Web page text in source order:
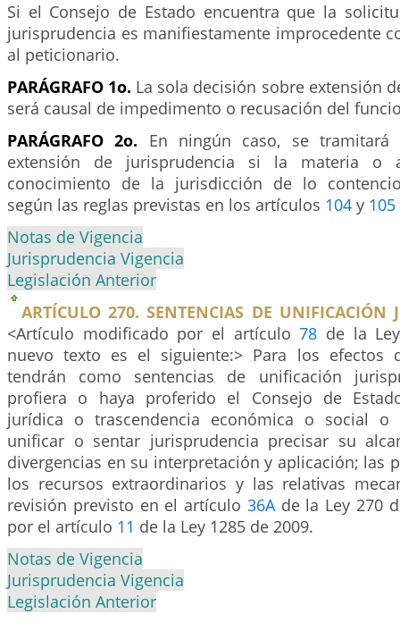
Si el Consejo de Estado encuentra que la
jurisprudencia es manifiestamente improcedente
al peticionario.
PARÁGRAFO 1o. La sola decisión sobre extensión
será causal de impedimento o recusación del
PARÁGRAFO 2o. En ningún caso, se
extensión de jurisprudencia si la materia o
conocimiento de la jurisdicción de lo
según las reglas previstas en los artículos 104 y 105
Notas de Vigencia
Jurisprudencia Vigencia
Legislación Anterior
ARTÍCULO 270. SENTENCIAS DE UNIFICACIÓN
<Artículo modificado por el artículo78 de la
nuevo texto es el siguiente:> Para los efectos
tendrán como sentencias de unificación
profiera o haya proferido el Consejo de
jurídica o trascendencia económica o social o
unificar o sentar jurisprudencia precisar su
divergencias en su interpretación y aplicación; las
los recursos extraordinarios y las relativas
revisión previsto en el artículo 36Ade la Ley 270
por el artículo 11 de la Ley 1285 de 2009.
Notas de Vigencia
Jurisprudencia Vigencia
Legislación Anterior